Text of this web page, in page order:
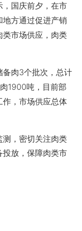
国庆前夕，在市
方通过促进产销
市场供应，肉类
肉3个批次，总计
1900吨，目前部
，市场供应总体
，密切关注肉类
放，保障肉类市